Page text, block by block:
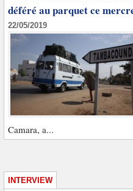
déféré au parquet ce
22/05/2019
Camara, a...
INTERVIEW